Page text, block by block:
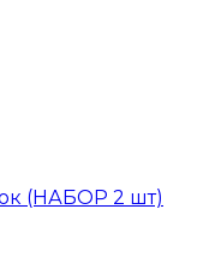
(НАБОР 2 шт)